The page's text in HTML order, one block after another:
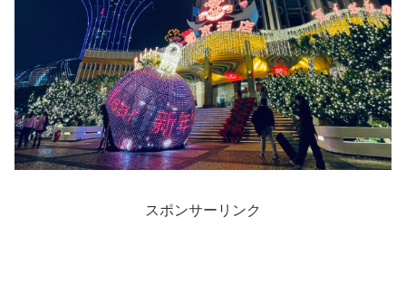
スポンサーリンク